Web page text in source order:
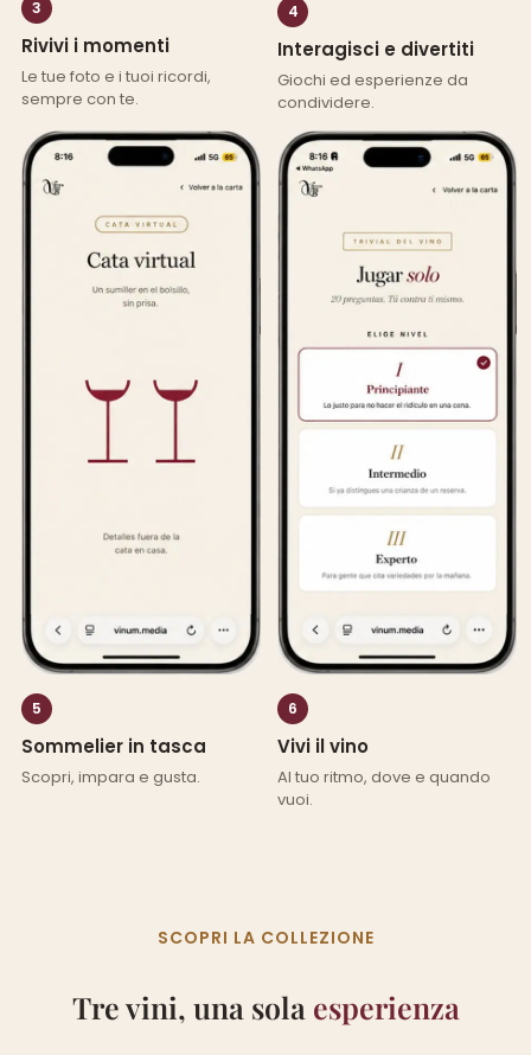
3
Rivivi i momenti
Le tue foto e i tuoi ricordi,
sempre con te.
4
Interagisci e divertiti
Giochi ed esperienze da
condividere.
5
Sommelier in tasca
Scopri, impara e gusta.
6
Vivi il vino
Al tuo ritmo, dove e quando
vuoi.
SCOPRI LA COLLEZIONE
Tre vini, una sola esperienza